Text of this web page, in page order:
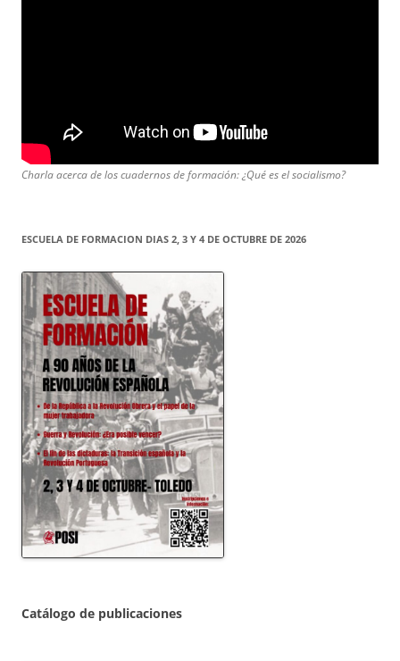
Charla acerca de los cuadernos de formación: ¿Qué es el socialismo?
ESCUELA DE FORMACION DIAS 2, 3 Y 4 DE OCTUBRE DE 2026
Catálogo de publicaciones